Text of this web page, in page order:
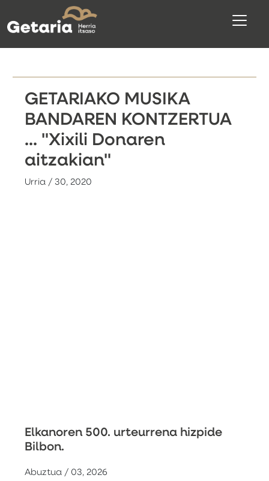
GETARIAKO MUSIKA
BANDAREN KONTZERTUA
... "Xixili Donaren
aitzakian"
Urria / 30, 2020
Elkanoren 500. urteurrena hizpide
Bilbon.
Abuztua / 03, 2026